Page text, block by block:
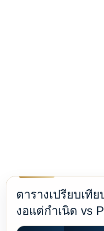
ตารางเปรียบเที
งอแต่กำเนิด vs